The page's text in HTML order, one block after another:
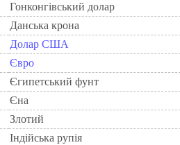
Гонконгівський долар
Данська крона
Долар США
Євро
Єгипетський фунт
Єна
Злотий
Індійська рупія